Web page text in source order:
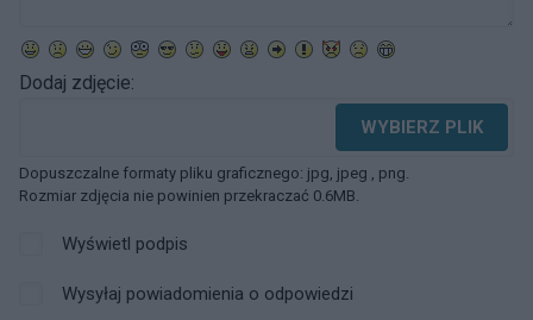
Dodaj zdjęcie:
WYBIERZ PLIK
Dopuszczalne formaty pliku graficznego: jpg, jpeg , png.
Rozmiar zdjęcia nie powinien przekraczać 0.6MB.
Wyświetl podpis
Wysyłaj powiadomienia o odpowiedzi